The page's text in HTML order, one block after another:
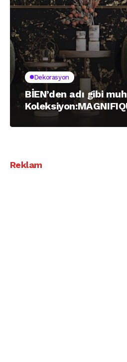
Dekorasyon
BİEN’den adı gibi
Reklam